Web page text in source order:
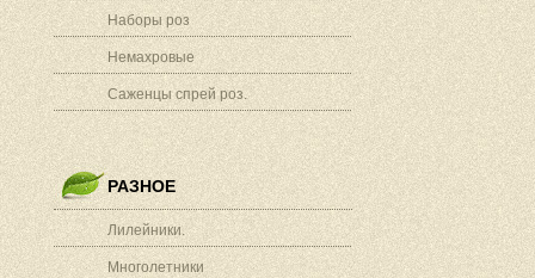
Наборы роз
Немахровые
Саженцы спрей роз.
РАЗНОЕ
Лилейники.
Многолетники